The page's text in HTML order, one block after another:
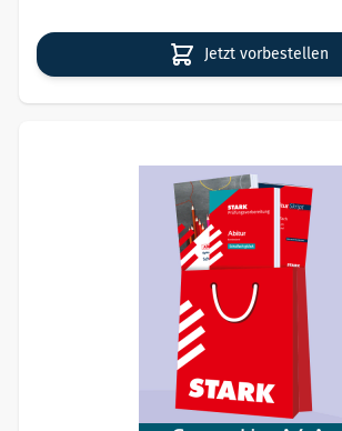
Jetzt vorbestellen